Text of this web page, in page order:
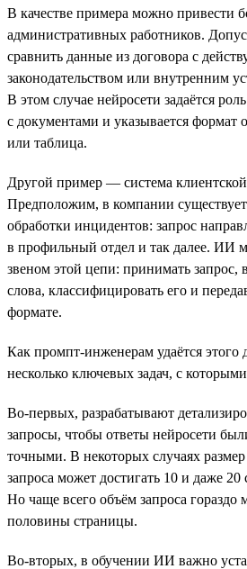
В качестве примера можно привести
административных работников.
сравнить данные из договора с
законодательством или внутренним
В этом случае нейросети задаётся
с документами и указывается формат
или таблица.
Другой пример — система
Предположим, в компании существует
обработки инцидентов: запрос
в профильный отдел и так далее. ИИ
звеном этой цепи: принимать запрос,
слова, классифицировать его и
формате.
Как промпт-инженерам удаётся этого
несколько ключевых задач, с
Во-первых, разрабатывают
запросы, чтобы ответы нейросети
точными. В некоторых случаях размер
запроса может достигать 10 и даже 20
Но чаще всего объём запроса
половины страницы.
Во-вторых, в обучении ИИ важно